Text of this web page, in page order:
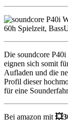
Die soundcore
eignen sich somit
Aufladen und die
Profil dieser
für eine
Bei amazon mit 💥